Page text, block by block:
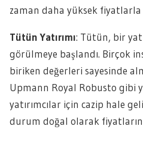
zaman daha yüksek
Tütün Yatırımı: Tütün, bir
görülmeye başlandı. Birçok
biriken değerleri sayesinde
Upmann Royal Robusto gibi
yatırımcılar için cazip hale
durum doğal olarak fiyatların